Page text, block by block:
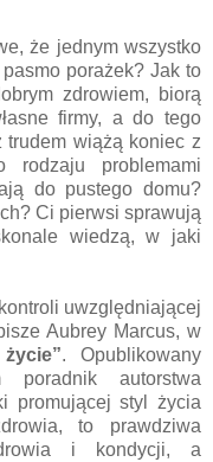
że jednym wszystko
porażek? Jak to
zdrowiem, biorą
firmy, a do tego
wiążą koniec z
rodzaju problemami
do pustego domu?
Ci pierwsi sprawują
wiedzą, w jaki
uwzględniającej
Aubrey Marcus, w
. Opublikowany
poradnik autorstwa
promującej styl życia
to prawdziwa
i kondycji, a